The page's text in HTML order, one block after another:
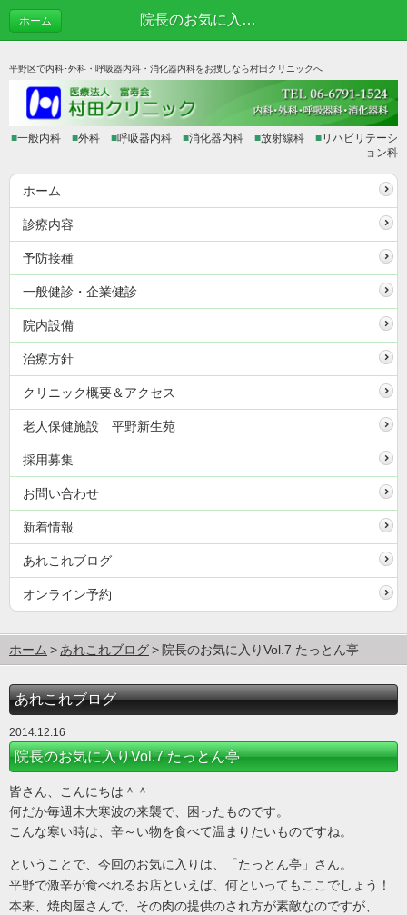
院長のお気に入りVol.7 たっとん亭 | あれこれブログ
ホーム
平野区で内科･外科・呼吸器内科・消化器内科をお捜しなら村田クリニックへ
■一般内科 ■外科 ■呼吸器内科 ■消化器内科 ■放射線科 ■リハビリテーシ
ョン科
ホーム
診療内容
予防接種
一般健診・企業健診
院内設備
治療方針
クリニック概要＆アクセス
老人保健施設 平野新生苑
採用募集
お問い合わせ
新着情報
あれこれブログ
オンライン予約
ホーム あれこれブログ 院長のお気に入りVol.7 たっとん亭
あれこれブログ
2014.12.16
院長のお気に入りVol.7 たっとん亭
皆さん、こんにちは＾＾
何だか毎週末大寒波の来襲で、困ったものです。
こんな寒い時は、辛～い物を食べて温まりたいものですね。
ということで、 今回のお気に入りは、「たっとん亭」さん。
平野で激辛が食べれるお店といえば、何といってもここでしょう！
本来、焼肉屋さんで、その肉の提供のされ方が素敵なのですが、